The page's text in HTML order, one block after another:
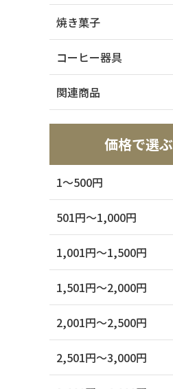
焼き菓子
コーヒー器具
関連商品
価格で選ぶ
1～500円
501円～1,000円
1,001円～1,500円
1,501円～2,000円
2,001円～2,500円
2,501円～3,000円